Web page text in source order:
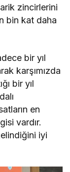
zincirlerini
bin kat daha
bir yıl
karşımızda
bir yıl
en
vardır.
iyi